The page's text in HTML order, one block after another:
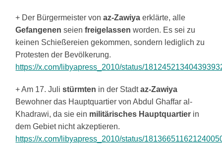
+ Der Bürgermeister vonaz-Zawiya erklärte, alle
Gefangenen seienfreigelassen worden. Es sei zu
keinen Schießereien gekommen, sondern lediglich zu
Protesten der Bevölkerung.
https://x.com/libyapress_2010/status/
+ Am 17. Julistürmten in der Stadtaz-Zawiya
Bewohner das Hauptquartier von Abdul Ghaffar al-
Khadrawi, da sie ein militärisches Hauptquartier in
dem Gebiet nicht akzeptieren.
https://x.com/libyapress_2010/status/